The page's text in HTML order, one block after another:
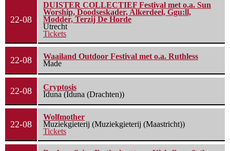
22-08
DUISTER COLLECTIEF Festival met o.a. Sun
Worship, Doodseskader, Alkerdeel, Ggu:ll,
Modder, Terzij De Horde
Utrecht
Tickets
22-08
Waailand Outdoor Festival met o.a. Ruthless
Made
22-08
Cryptosis
Iduna (Iduna (Drachten))
22-08
Wolfmother
Muziekgieterij (Muziekgieterij (Maastricht))
Tickets